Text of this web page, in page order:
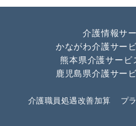
介護情報サ
かながわ介護サー
熊本県介護サービ
鹿児島県介護サー
介護職員処遇改善加算 プ